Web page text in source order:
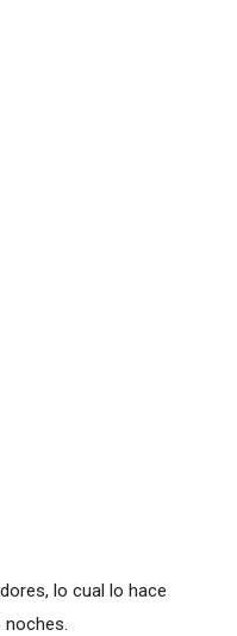
lo cual lo hace
noches.